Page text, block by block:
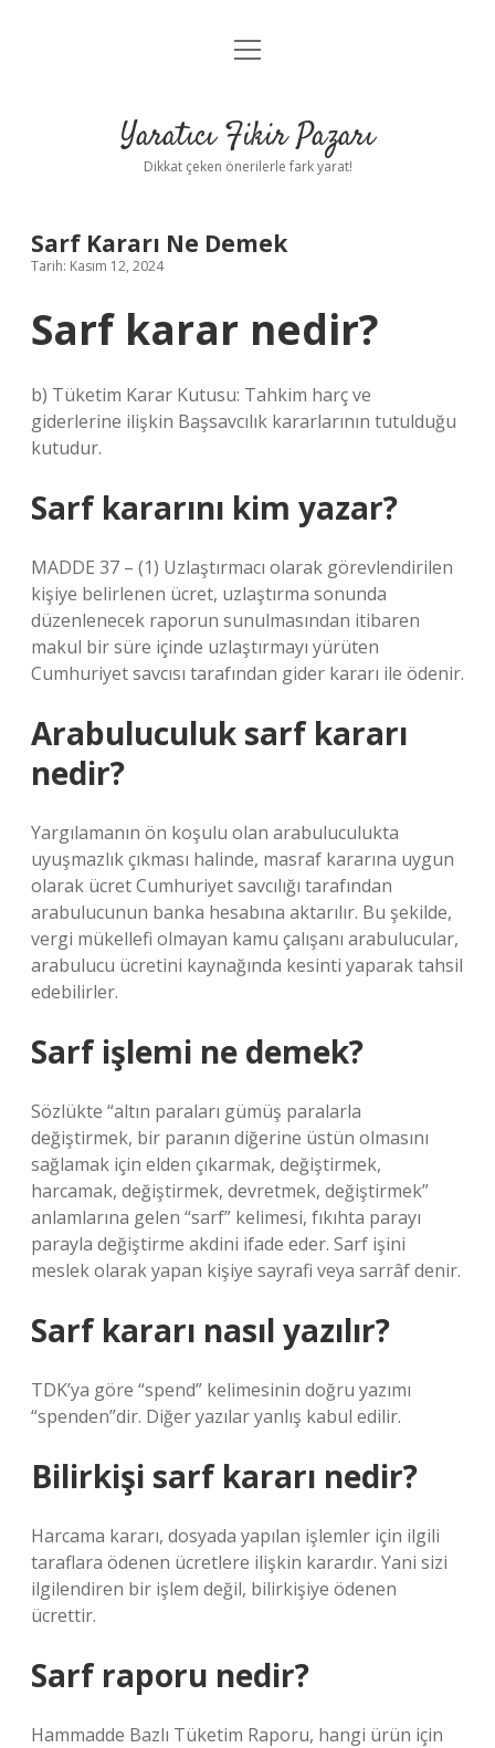
Anasayfa
Yasal Uyarı
menüyü
Yaratıcı Fikir Pazarı
Dikkat çeken önerilerle fark yarat!
Sarf Kararı Ne Demek
Tarih: Kasım 12, 2024
Sarf karar nedir?
b) Tüketim Karar Kutusu: Tahkim harç ve
giderlerine ilişkin Başsavcılık kararlarının tutulduğu
kutudur.
Sarf kararını kim yazar?
MADDE 37 – (1) Uzlaştırmacı olarak görevlendirilen
kişiye belirlenen ücret, uzlaştırma sonunda
düzenlenecek raporun sunulmasından itibaren
makul bir süre içinde uzlaştırmayı yürüten
Cumhuriyet savcısı tarafından gider kararı ile ödenir.
Arabuluculuk sarf kararı
nedir?
Yargılamanın ön koşulu olan arabuluculukta
uyuşmazlık çıkması halinde, masraf kararına uygun
olarak ücret Cumhuriyet savcılığı tarafından
arabulucunun banka hesabına aktarılır. Bu şekilde,
vergi mükellefi olmayan kamu çalışanı arabulucular,
arabulucu ücretini kaynağında kesinti yaparak tahsil
edebilirler.
Sarf işlemi ne demek?
Sözlükte “altın paraları gümüş paralarla
değiştirmek, bir paranın diğerine üstün olmasını
sağlamak için elden çıkarmak, değiştirmek,
harcamak, değiştirmek, devretmek, değiştirmek”
anlamlarına gelen “sarf” kelimesi, fıkıhta parayı
parayla değiştirme akdini ifade eder. Sarf işini
meslek olarak yapan kişiye sayrafi veya sarrâf denir.
Sarf kararı nasıl yazılır?
TDK’ya göre “spend” kelimesinin doğru yazımı
“spenden”dir. Diğer yazılar yanlış kabul edilir.
Bilirkişi sarf kararı nedir?
Harcama kararı, dosyada yapılan işlemler için ilgili
taraflara ödenen ücretlere ilişkin karardır. Yani sizi
ilgilendiren bir işlem değil, bilirkişiye ödenen
ücrettir.
Sarf raporu nedir?
Hammadde Bazlı Tüketim Raporu, hangi ürün için